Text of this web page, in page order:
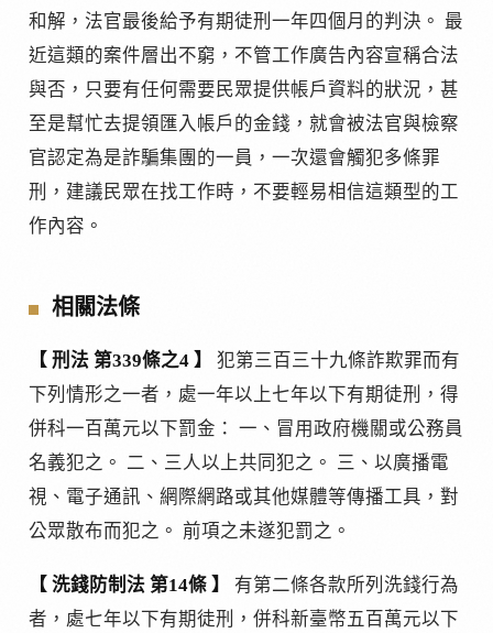
和解，法官最後給予有期徒刑一年四個月的判決。 最
近這類的案件層出不窮，不管工作廣告內容宣稱合法
與否，只要有任何需要民眾提供帳戶資料的狀況，甚
至是幫忙去提領匯入帳戶的金錢，就會被法官與檢察
官認定為是詐騙集團的一員，一次還會觸犯多條罪
刑，建議民眾在找工作時，不要輕易相信這類型的工
作內容。
相關法條
【 刑法 第339條之4 】
犯第三百三十九條詐欺罪而有
下列情形之一者，處一年以上七年以下有期徒刑，得
併科一百萬元以下罰金： 一、冒用政府機關或公務員
名義犯之。 二、三人以上共同犯之。 三、以廣播電
視、電子通訊、網際網路或其他媒體等傳播工具，對
公眾散布而犯之。 前項之未遂犯罰之。
【 洗錢防制法 第14條 】
有第二條各款所列洗錢行為
者，處七年以下有期徒刑，併科新臺幣五百萬元以下